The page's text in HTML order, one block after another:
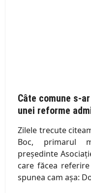
Câte comune s-
unei reforme
Zilele trecute
Boc, primarul
președinte
care făcea
spunea cam așa: